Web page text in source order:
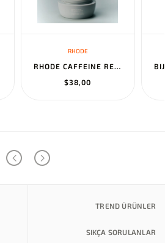
RHODE
RHODE CAFFEINE RESET SCULPTING CREAM MASK
$38,00
TREND ÜRÜNLER
SIKÇA SORULANLAR